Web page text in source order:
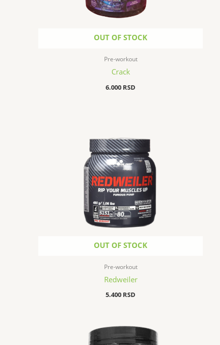
OUT OF STOCK
Pre-workout
Crack
6.000 RSD
OUT OF STOCK
Pre-workout
Redweiler
5.400 RSD